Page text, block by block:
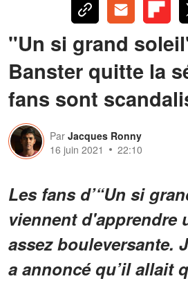
"Un si grand
Banster quitte la
fans sont
Par Jacques Ronny
16 juin 2021
22:10
Les fans d’“Un si
viennent d'apprendre
assez bouleversante.
a annoncé qu’il allait